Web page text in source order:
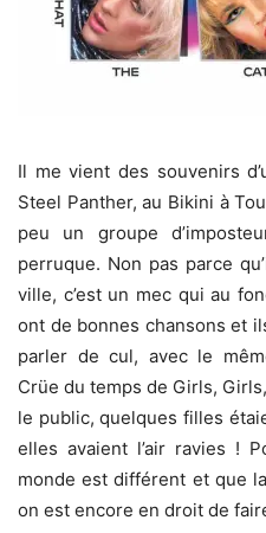
Il me vient des souvenirs
Steel Panther, au Bikini à
peu un groupe
perruque. Non pas parce
ville, c’est un mec qui au
ont de bonnes chansons et
parler de cul, avec le
Crüe du temps de Girls,
le public, quelques filles
elles avaient l’air ravies !
monde est différent et que
on est encore en droit de